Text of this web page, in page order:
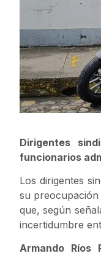
Dirigentes
funcionarios
Los dirigentes
su
que, según
incertidumbre
Armando Ríos